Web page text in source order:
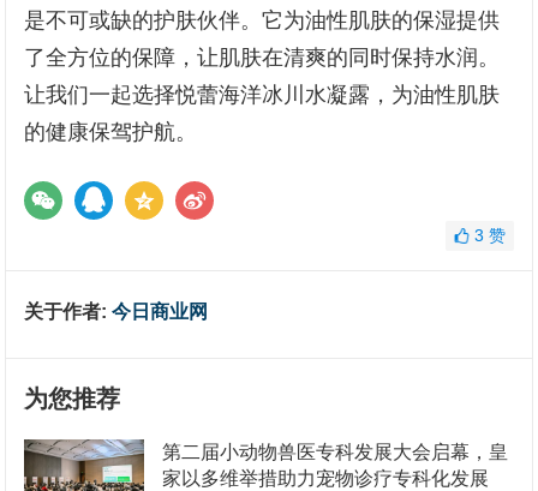
是不可或缺的护肤伙伴。它为油性肌肤的保湿提供
了全方位的保障，让肌肤在清爽的同时保持水润。
让我们一起选择悦蕾海洋冰川水凝露，为油性肌肤
的健康保驾护航。
3 赞
关于作者:今日商业网
为您推荐
第二届小动物兽医专科发展大会启幕，皇
家以多维举措助力宠物诊疗专科化发展